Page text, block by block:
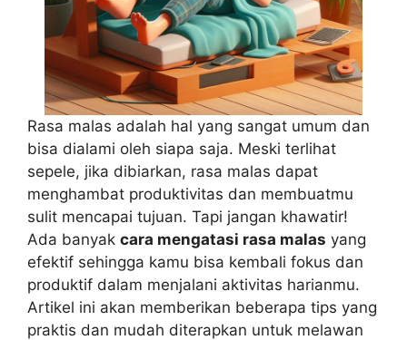
Rasa malas adalah hal yang sangat umum dan
bisa dialami oleh siapa saja. Meski terlihat
sepele, jika dibiarkan, rasa malas dapat
menghambat produktivitas dan membuatmu
sulit mencapai tujuan. Tapi jangan khawatir!
Ada banyak cara mengatasi rasa malas yang
efektif sehingga kamu bisa kembali fokus dan
produktif dalam menjalani aktivitas harianmu.
Artikel ini akan memberikan beberapa tips yang
praktis dan mudah diterapkan untuk melawan